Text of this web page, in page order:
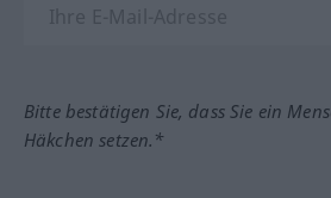
Bitte bestätigen Sie, dass Sie ein
Häkchen setzen.*